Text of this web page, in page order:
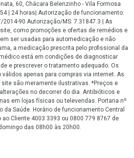
60, Chácara Belenzinho - Vila Formosa
| 24 horas| Autorização de funcionamento:
2014-90 Autorização/MS: 7.31847.3 | As
como promoções e ofertas de remédios e
ser usadas para automedicação e não
a medicação prescrita pelo profissional da
está em condições de diagnosticar
e prescrever o tratamento adequado. Os
apenas para compras via internet. As
são meramente ilustrativas. *Preços e
no decorrer do dia. Antibióticos e
em lojas físicas ou televendas. Portaria nº
da Saúde. Horário de funcionamento Central
Cliente 4003 3393 ou 0800 779 8767 de
das 08h00 às 20h00.